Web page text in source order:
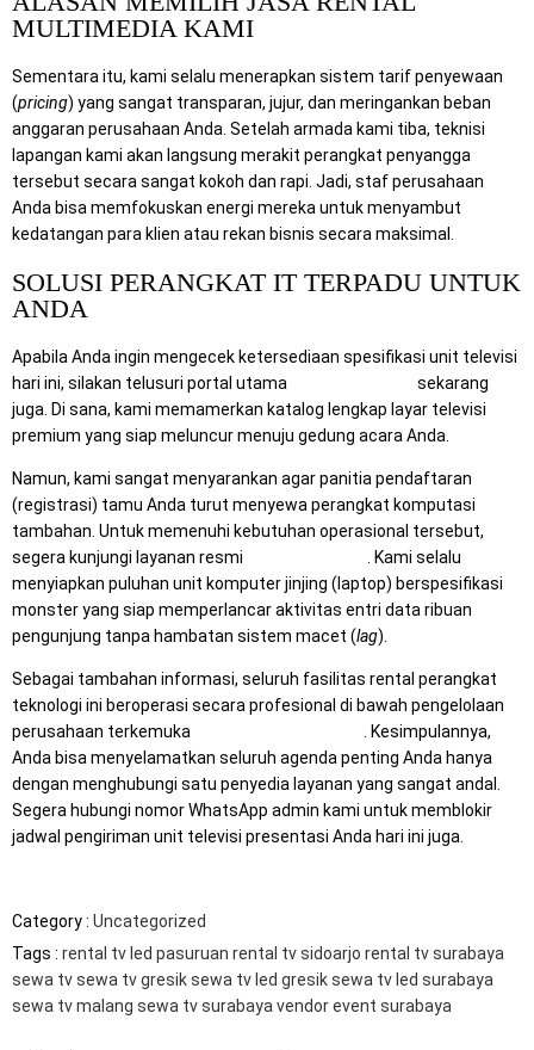
MULTIMEDIA KAMI
Sementara itu, kami selalu menerapkan sistem tarif penyewaan
(pricing) yang sangat transparan, jujur, dan meringankan beban
anggaran perusahaan Anda. Setelah armada kami tiba, teknisi
lapangan kami akan langsung merakit perangkat penyangga
tersebut secara sangat kokoh dan rapi. Jadi, staf perusahaan
Anda bisa memfokuskan energi mereka untuk menyambut
kedatangan para klien atau rekan bisnis secara maksimal.
SOLUSI PERANGKAT IT TERPADU UNTUK
ANDA
Apabila Anda ingin mengecek ketersediaan spesifikasi unit televisi
hari ini, silakan telusuri portal utama
sekarang
juga. Di sana, kami memamerkan katalog lengkap layar televisi
premium yang siap meluncur menuju gedung acara Anda.
Namun, kami sangat menyarankan agar panitia pendaftaran
(registrasi) tamu Anda turut menyewa perangkat komputasi
tambahan. Untuk memenuhi kebutuhan operasional tersebut,
segera kunjungi layanan resmi
. Kami selalu
menyiapkan puluhan unit komputer jinjing (laptop) berspesifikasi
monster yang siap memperlancar aktivitas entri data ribuan
pengunjung tanpa hambatan sistem macet (lag).
Sebagai tambahan informasi, seluruh fasilitas rental perangkat
teknologi ini beroperasi secara profesional di bawah pengelolaan
perusahaan terkemuka
. Kesimpulannya,
Anda bisa menyelamatkan seluruh agenda penting Anda hanya
dengan menghubungi satu penyedia layanan yang sangat andal.
Segera hubungi nomor WhatsApp admin kami untuk memblokir
jadwal pengiriman unit televisi presentasi Anda hari ini juga.
Category : Uncategorized
Tags : rental tv led pasuruan rental tv sidoarjo rental tv surabaya
sewa tvsewa tv gresiksewa tv led gresiksewa tv led surabaya
sewa tv malang sewa tv surabaya vendor event surabaya